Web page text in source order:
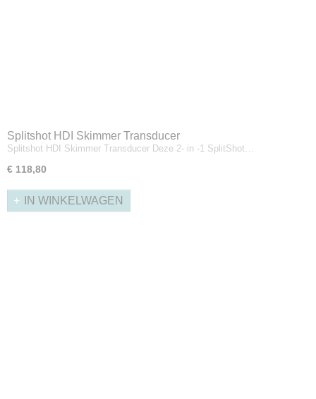
Splitshot HDI Skimmer Transducer
Splitshot HDI Skimmer Transducer Deze 2- in -1 SplitShot…
€ 118,80
IN WINKELWAGEN